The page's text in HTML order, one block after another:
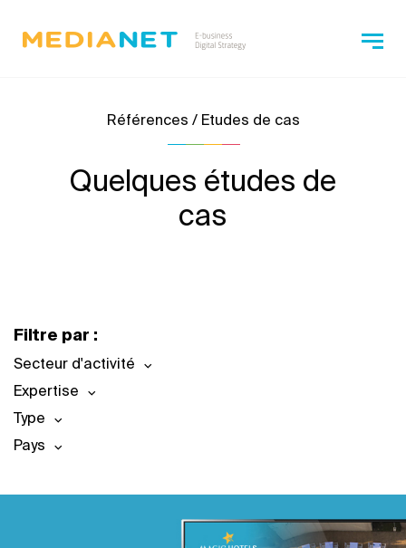
Références / Etudes de cas
Quelques études de
cas
Filtre par :
Secteur d'activité
Expertise
Type
Pays